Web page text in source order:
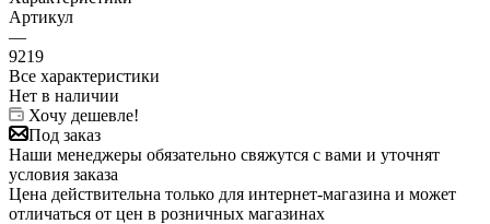
Артикул
—
9219
Все характеристики
Нет в наличии
Хочу дешевле!
Под заказ
Наши менеджеры обязательно свяжутся с вами и уточнят
условия заказа
Цена действительна только для интернет-магазина и может
отличаться от цен в розничных магазинах